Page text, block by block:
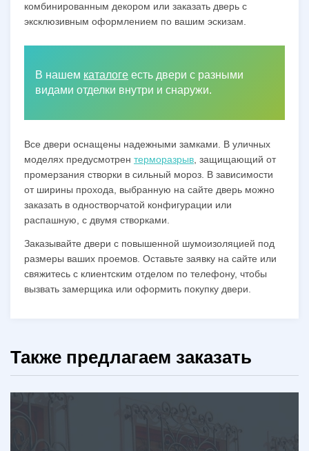
комбинированным декором или заказать дверь с
эксклюзивным оформлением по вашим эскизам.
В нашем каталоге есть двери с разными
видами отделки внутри и снаружи.
Все двери оснащены надежными замками. В уличных
моделях предусмотрен терморазрыв, защищающий от
промерзания створки в сильный мороз. В зависимости
от ширины прохода, выбранную на сайте дверь можно
заказать в одностворчатой конфигурации или
распашную, с двумя створками.
Заказывайте двери с повышенной шумоизоляцией под
размеры ваших проемов. Оставьте заявку на сайте или
свяжитесь с клиентским отделом по телефону, чтобы
вызвать замерщика или оформить покупку двери.
Также предлагаем заказать